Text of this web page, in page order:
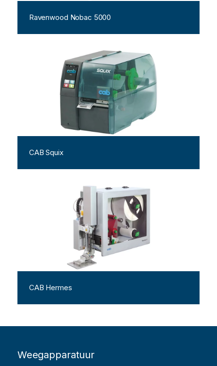
Ravenwood Nobac 5000
CAB Squix
CAB Hermes
Weegapparatuur